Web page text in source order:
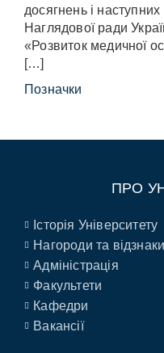
досягнень і
Наглядової ради
«Розвиток медичної
[…]
Позначки
ПРО
Історія Університету
Нагороди та відзнаки
Адміністрація
Факультети
Кафедри
Вакансії